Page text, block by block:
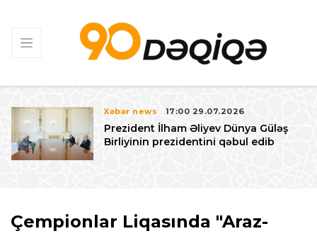
Xəbər news 17:00 29.07.2026
Prezident İlham Əliyev Dünya Güləş
Birliyinin prezidentini qəbul edib
Çempionlar Liqasında "Araz-